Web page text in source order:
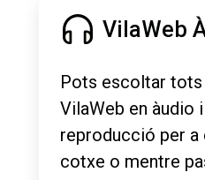
VilaWeb
Pots escoltar
VilaWeb en àudio
reproducció per
cotxe o mentre